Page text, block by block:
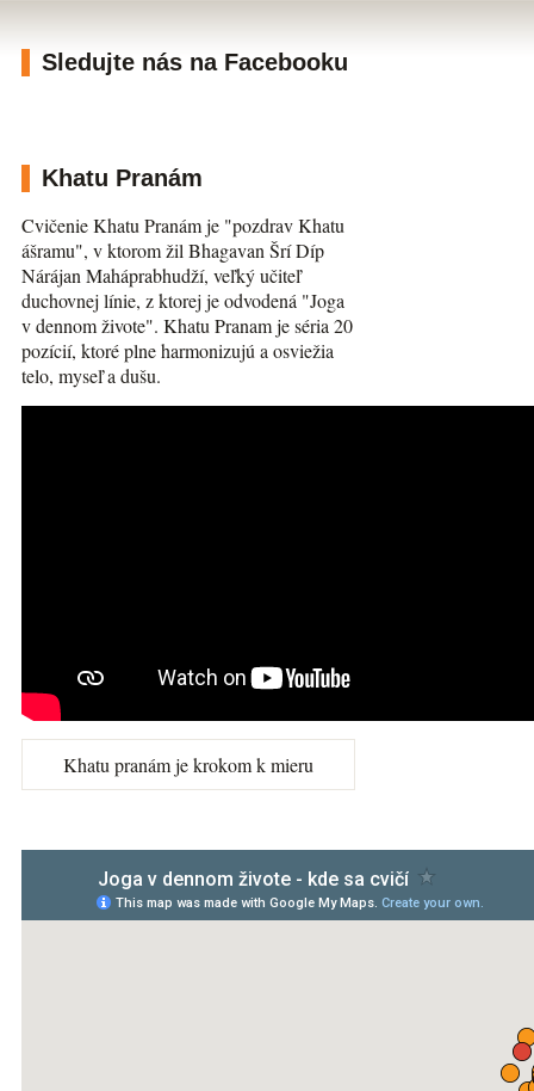
Sledujte nás na Facebooku
Khatu Pranám
Cvičenie Khatu Pranám je "pozdrav Khatu
ášramu", v ktorom žil Bhagavan Šrí Díp
Nárájan Maháprabhudží, veľký učiteľ
duchovnej línie, z ktorej je odvodená "Joga
v dennom živote". Khatu Pranam je séria 20
pozícií, ktoré plne harmonizujú a osviežia
telo, myseľ a dušu.
Khatu pranám je krokom k mieru